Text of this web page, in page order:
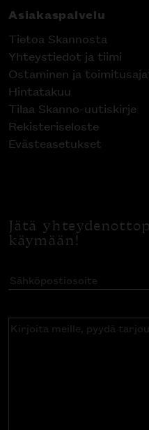
Asiakaspalvelu
Tietoa Skannosta
Yhteystiedot ja tiimi
Ostaminen ja
Hintatakuu
Tilaa Skanno-uutiskirje
Rekisteriseloste
Evästeasetukset
Jätä
käymään!
Sähköpostiosoite(Pakollinen)
Kirjoita